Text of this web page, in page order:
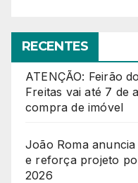
RECENTES
ATENÇÃO: Feirão
Freitas vai até 7 de
compra de imóvel
João Roma
e reforça projeto
2026